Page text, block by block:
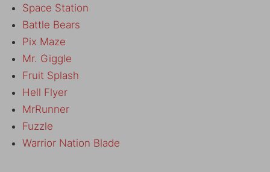
Space Station
Battle Bears
Pix Maze
Mr. Giggle
Fruit Splash
Hell Flyer
MrRunner
Fuzzle
Warrior Nation Blade